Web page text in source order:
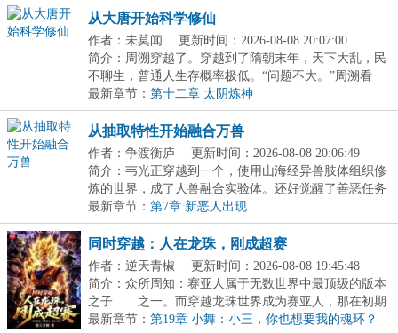
从大唐开始科学修仙
作者：未莫闻
更新时间：2026-08-08 20:07:00
简介：周溯穿越了。穿越到了隋朝末年，天下大乱，民
不聊生，普通人生存概率极低。“问题不大。”周溯看
着...
最新章节： 第十二章 太阴炼神
从抽取特性开始融合万兽
作者：争渡衡庐
更新时间：2026-08-08 20:06:49
简介：韦光正穿越到一个，使用山海经异兽肢体组织修
炼的世界，成了人兽融合实验体。还好觉醒了善恶任务
金...
最新章节： 第7章 新恶人出现
同时穿越：人在龙珠，刚成超赛
作者：逆天青椒
更新时间：2026-08-08 19:45:48
简介：众所周知：赛亚人属于无数世界中最顶级的版本
之子……之一。而穿越龙珠世界成为赛亚人，那在初期
就...
最新章节： 第19章 小舞：小三，你也想要我的魂环？